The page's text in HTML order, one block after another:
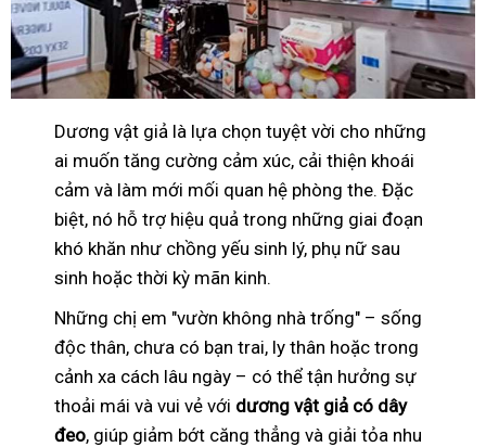
Dương vật giả là lựa chọn tuyệt vời cho những
ai muốn tăng cường cảm xúc, cải thiện khoái
cảm và làm mới mối quan hệ phòng the. Đặc
biệt, nó hỗ trợ hiệu quả trong những giai đoạn
khó khăn như chồng yếu sinh lý, phụ nữ sau
sinh hoặc thời kỳ mãn kinh.
Những chị em "vườn không nhà trống" – sống
độc thân, chưa có bạn trai, ly thân hoặc trong
cảnh xa cách lâu ngày – có thể tận hưởng sự
thoải mái và vui vẻ với dương vật giả có dây
đeo, giúp giảm bớt căng thẳng và giải tỏa nhu